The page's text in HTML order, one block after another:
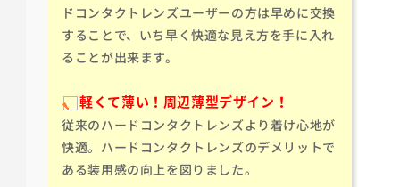
ドコンタクトレンズユーザーの方は早めに交換
することで、いち早く快適な見え方を手に入れ
ることが出来ます。
軽くて薄い！周辺薄型デザイン！
従来のハードコンタクトレンズより着け心地が
快適。ハードコンタクトレンズのデメリットで
ある装用感の向上を図りました。